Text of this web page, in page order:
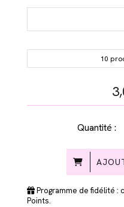
10
Quantité :
Programme de fidélité :
Points.